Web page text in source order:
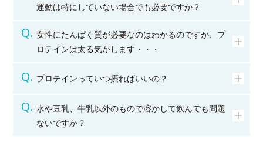
運動は特にしていない場合でも必要ですか？
女性にたんぱく質が必要なのはわかるのですが、プ
ロテインは太る気がします・・・
プロテインっていつ摂ればいいの？
水や豆乳、牛乳以外のもので溶かして飲んでも問題
ないですか？